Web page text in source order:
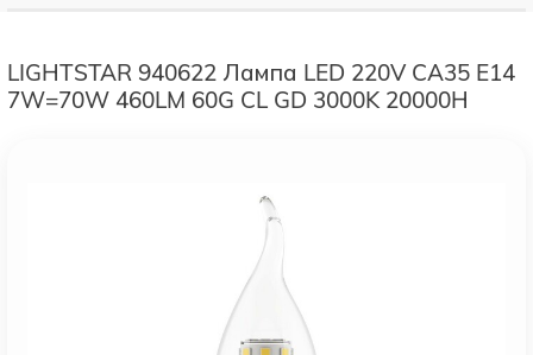
LIGHTSTAR 940622 Лампа LED 220V CA35 E14
7W=70W 460LM 60G CL GD 3000K 20000H